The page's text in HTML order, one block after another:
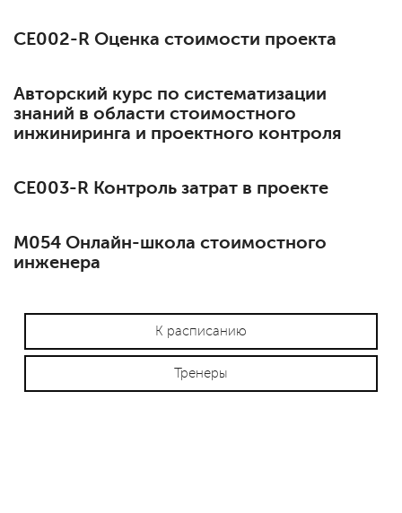
СЕ002-R Оценка стоимости проекта
Авторский курс по систематизации
знаний в области стоимостного
инжиниринга и проектного контроля
СЕ003-R Контроль затрат в проекте
М054 Онлайн-школа стоимостного
инженера
К расписанию
Тренеры